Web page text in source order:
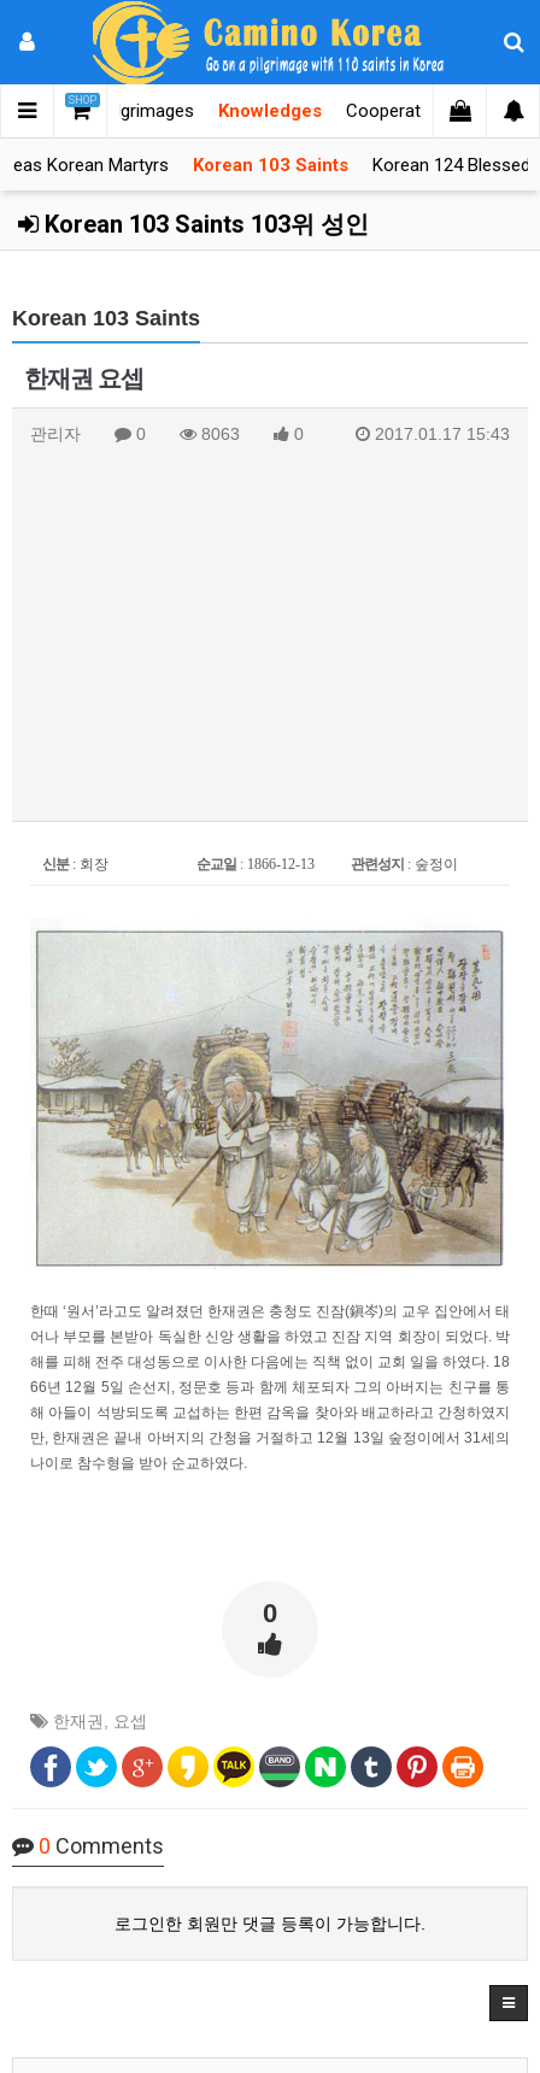
SHOP
After Pilgrimages Knowledges Cooperators Help
Korean Martyrs Korean 103 Saints Korean 124 Blessed
Korean 103 Saints 103위 성인
Korean 103 Saints
한재권 요셉
관리자 0 8063 0 2017.01.17 15:43
신분 : 회장 순교일 : 1866-12-13 관련성지 : 숲정이
한때 ‘원서’라고도 알려졌던 한재권은 충청도 진잠(鎭岑)의 교우 집안에서 태
어나 부모를 본받아 독실한 신앙 생활을 하였고 진잠 지역 회장이 되었다. 박
해를 피해 전주 대성동으로 이사한 다음에는 직책 없이 교회 일을 하였다. 18
66년 12월 5일 손선지, 정문호 등과 함께 체포되자 그의 아버지는 친구를 통
해 아들이 석방되도록 교섭하는 한편 감옥을 찾아와 배교하라고 간청하였지
만, 한재권은 끝내 아버지의 간청을 거절하고 12월 13일 숲정이에서 31세의
나이로 참수형을 받아 순교하였다.
0
한재권 요셉
0 Comments
로그인한 회원만 댓글 등록이 가능합니다.